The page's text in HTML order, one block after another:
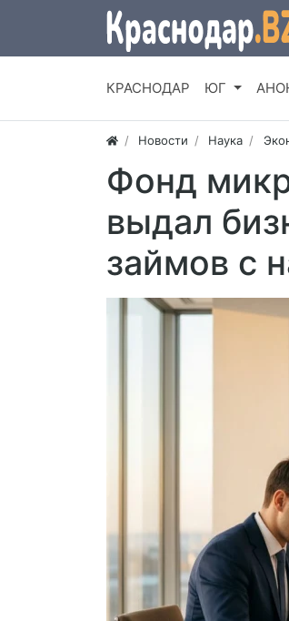
КРАСНОДАР ЮГ
Новости Наука
Фонд
выдал
займов с